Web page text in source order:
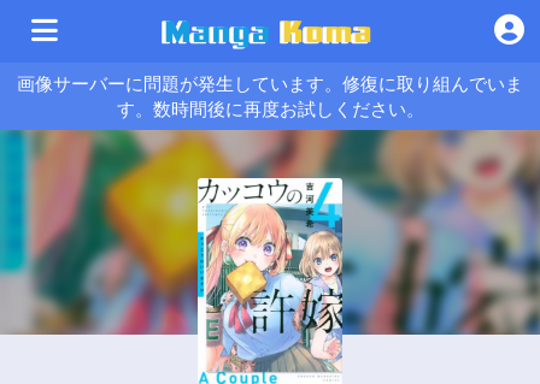
画像サーバーに問題が発生しています。修復に取り組んでいま
す。数時間後に再度お試しください。